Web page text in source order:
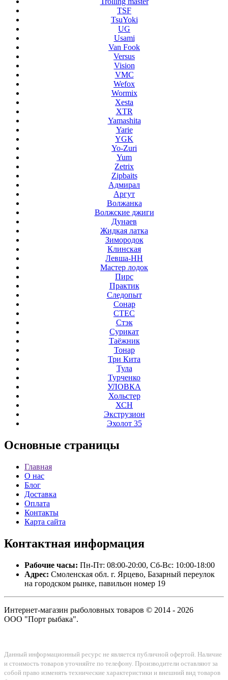
TSF
TsuYoki
UG
Usami
Van Fook
Versus
Vision
VMC
Wefox
Wormix
Xesta
XTR
Yamashita
Yarie
YGK
Yo-Zuri
Yum
Zetrix
Zipbaits
Адмирал
Аргут
Волжанка
Волжские джиги
Дунаев
Жидкая латка
Зимородок
Клинская
Левша-НН
Мастер лодок
Пирс
Практик
Следопыт
Сонар
СТЕС
Стэк
Сурикат
Таёжник
Тонар
Три Кита
Тула
Турченко
УЛОВКА
Хольстер
ХСН
Экструзион
Эхолот 35
Основные страницы
Главная
О нас
Блог
Доставка
Оплата
Контакты
Карта сайта
Контактная информация
Рабочие часы: Пн-Пт: 08:00-20:00, Сб-Вс: 10:00-18:00
Адрес: Смоленская обл. г. Ярцево, Базарный переулок
на городском рынке, павильон номер 19
Интернет-магазин рыболовных товаров © 2014 - 2026
ООО "Порт рыбака".
Данный информационный ресурс не является публичной офертой. Наличие
и стоимость товаров уточняйте по телефону. Производители оставляют за
собой право изменять технические характеристики и внешний вид товаров